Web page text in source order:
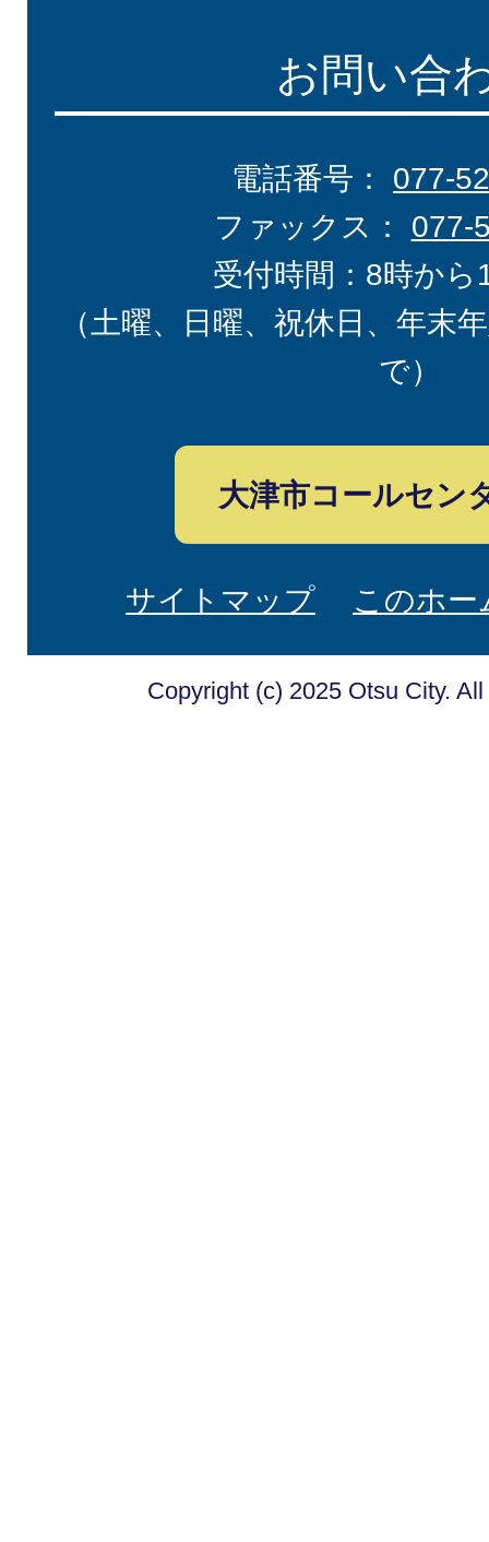
お問い合
電話番号： 077-
ファックス： 077-
受付時間：8時から
（土曜、日曜、祝休日、年末
で）
大津市コールセン
サイトマップ このホ
Copyright (c) 2025 Otsu City.